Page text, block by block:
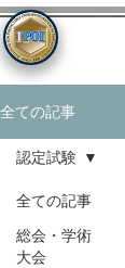
全ての記事
全ての記事
総会・学術
大会
認定試験